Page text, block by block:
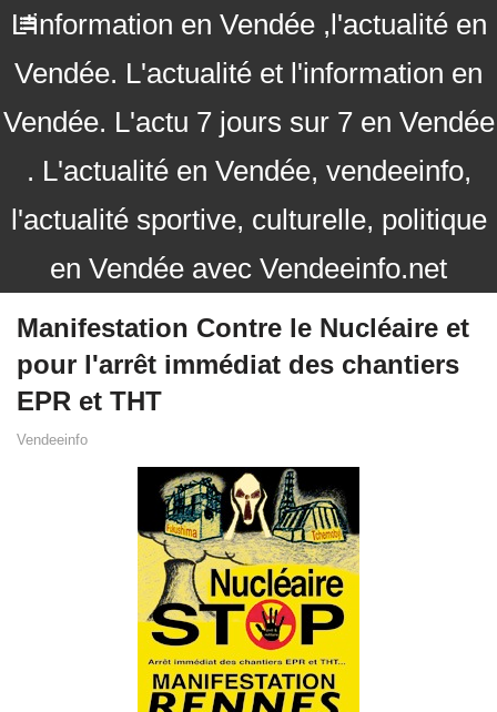
L'information en Vendée ,l'actualité en
Vendée. L'actualité et l'information en
Vendée. L'actu 7 jours sur 7 en Vendée
. L'actualité en Vendée, vendeeinfo,
l'actualité sportive, culturelle, politique
en Vendée avec Vendeeinfo.net
Manifestation Contre le Nucléaire et
pour l'arrêt immédiat des chantiers
EPR et THT
Vendeeinfo